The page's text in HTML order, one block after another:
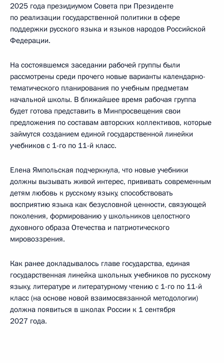
2025 года президиумом Совета при Президенте
по реализации государственной политики в сфере
поддержки русского языка и языков народов Российской
Федерации.
На состоявшемся заседании рабочей группы были
рассмотрены среди прочего новые варианты календарно-
тематического планирования по учебным предметам
начальной школы. В ближайшее время рабочая группа
будет готова представить в Минпросвещения свои
предложения по составам авторских коллективов, которые
займутся созданием единой государственной линейки
учебников с 1-го по 11-й класс.
Елена Ямпольская подчеркнула, что новые учебники
должны вызывать живой интерес, прививать современным
детям любовь к русскому языку, способствовать
восприятию языка как безусловной ценности, связующей
поколения, формированию у школьников целостного
духовного образа Отечества и патриотического
мировоззрения.
Как ранее докладывалось главе государства, единая
государственная линейка школьных учебников по русскому
языку, литературе и литературному чтению с 1-го по 11-й
класс (на основе новой взаимосвязанной методологии)
должна появиться в школах России к 1 сентября
2027 года.